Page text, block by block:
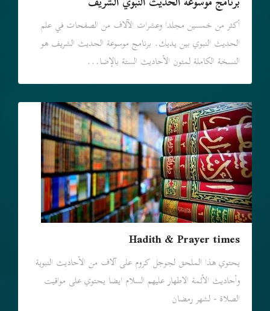
برنامج موسوعة الحديث النبوي الشريف
أكثر من خمسين مجلدا وعشرات الآلاف من الصفحات في علم
الحديث النبوي بين يديك. برنامج موسوعة الحديث الشريف هو
النسخة الكاملة لمتون الأحاديث الستة بالإضا...
Hadith & Prayer times
يحتوي هذا الملحق لجوجل كروم علی آلاف من الأحاديث النبوية
وأحاديث الأئمة الاطهار عليهم السلام ايضا یحتوي علی مواقيت
الصلاة - لشهر رمضان